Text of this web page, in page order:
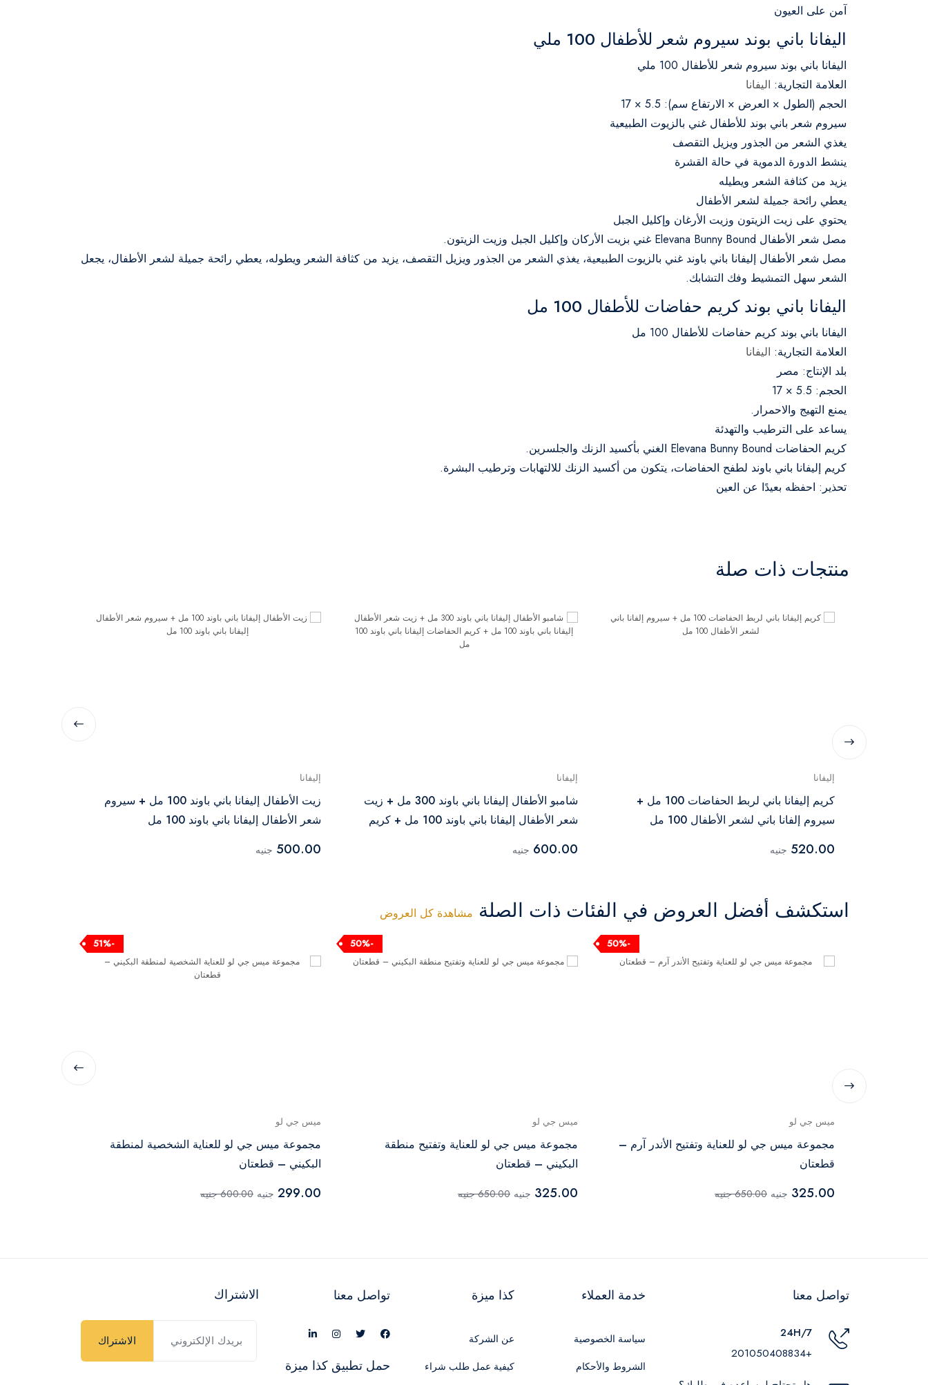
آمن على العيون
اليفانا باني بوند سيروم شعر للأطفال 100 ملي
اليفانا باني بوند سيروم شعر للأطفال 100 ملي
العلامة التجارية: اليفانا
الحجم (الطول × العرض × الارتفاع سم): 5.5 × 17
سيروم شعر باني بوند للأطفال غني بالزيوت الطبيعية
يغذي الشعر من الجذور ويزيل التقصف
ينشط الدورة الدموية في حالة القشرة
يزيد من كثافة الشعر ويطيله
يعطي رائحة جميلة لشعر الأطفال
يحتوي على زيت الزيتون وزيت الأرغان وإكليل الجبل
مصل شعر الأطفال Elevana Bunny Bound غني بزيت الأركان وإكليل الجبل وزيت الزيتون.
مصل شعر الأطفال إليفانا باني باوند غني بالزيوت الطبيعية، يغذي الشعر من الجذور ويزيل التقصف، يزيد من كثافة الشعر ويطوله، يعطي رائحة جميلة لشعر الأطفال، يجعل
الشعر سهل التمشيط وفك التشابك.
اليفانا باني بوند كريم حفاضات للأطفال 100 مل
اليفانا باني بوند كريم حفاضات للأطفال 100 مل
العلامة التجارية: اليفانا
بلد الإنتاج: مصر
الحجم: 5.5 × 17
يمنع التهيج والاحمرار.
يساعد على الترطيب والتهدئة
كريم الحفاضات Elevana Bunny Bound الغني بأكسيد الزنك والجلسرين.
كريم إليفانا باني باوند لطفح الحفاضات، يتكون من أكسيد الزنك للالتهابات وترطيب البشرة.
تحذير: احفظه بعيدًا عن العين
منتجات ذات صلة
إليفانا
كريم إليفانا باني لربط الحفاضات 100 مل +
سيروم إلفانا باني لشعر الأطفال 100 مل
520.00 جنيه
إليفانا
شامبو الأطفال إليفانا باني باوند 300 مل + زيت
شعر الأطفال إليفانا باني باوند 100 مل + كريم
600.00 جنيه
إليفانا
زيت الأطفال إليفانا باني باوند 100 مل + سيروم
شعر الأطفال إليفانا باني باوند 100 مل
500.00 جنيه
استكشف أفضل العروض في الفئات ذات الصلة مشاهدة كل العروض
-50%
ميس جي لو
مجموعة ميس جي لو للعناية وتفتيح الأندر آرم –
قطعتان
325.00 جنيه 650.00 جنيه
-50%
ميس جي لو
مجموعة ميس جي لو للعناية وتفتيح منطقة
البكيني – قطعتان
325.00 جنيه 650.00 جنيه
-51%
ميس جي لو
مجموعة ميس جي لو للعناية الشخصية لمنطقة
البكيني – قطعتان
299.00 جنيه 600.00 جنيه
تواصل معنا
24H/7
+201050408834
خدمة العملاء
سياسة الخصوصية
الشروط والأحكام
كذا ميزة
عن الشركة
كيفية عمل طلب شراء
تواصل معنا
حمل تطبيق كذا ميزة
الاشتراك
الاشتراك